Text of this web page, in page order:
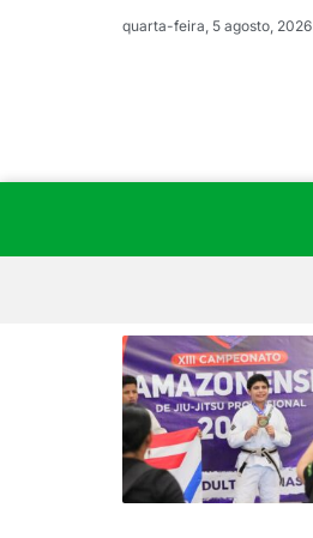
quarta-feira, 5 agosto, 2026